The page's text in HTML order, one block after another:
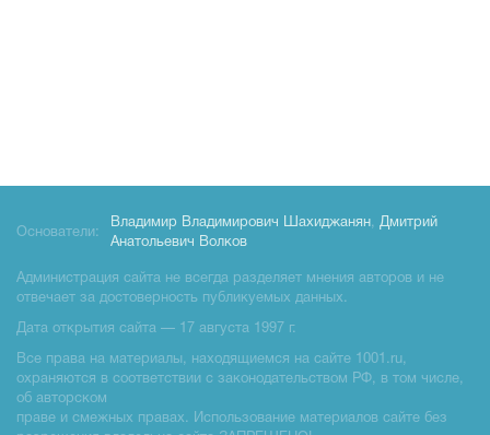
Основатели:
Владимир Владимирович Шахиджанян, Дмитрий
Анатольевич Волков
Администрация сайта не всегда разделяет мнения авторов и не
отвечает за достоверность публикуемых данных.
Дата открытия сайта — 17 августа 1997 г.
Все права на материалы, находящиемся на сайте 1001.ru,
охраняются в соответствии с законодательством РФ, в том числе,
об авторском
праве и смежных правах. Использование материалов сайте без